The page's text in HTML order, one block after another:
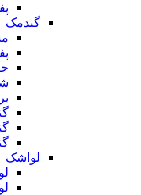
گندمک
لواشک